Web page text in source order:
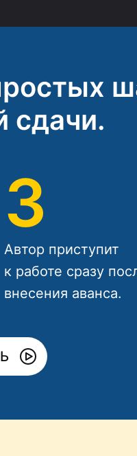
сдачи.
3
Автор приступит
к работе сразу
внесения аванса.